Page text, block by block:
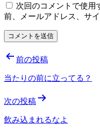
次回のコメントで使用
前、メールアドレス、サイ
投
稿
ビ
ゲ
前の投稿
当たりの前に立ってる？
次の投稿
飲み込まれるなよ